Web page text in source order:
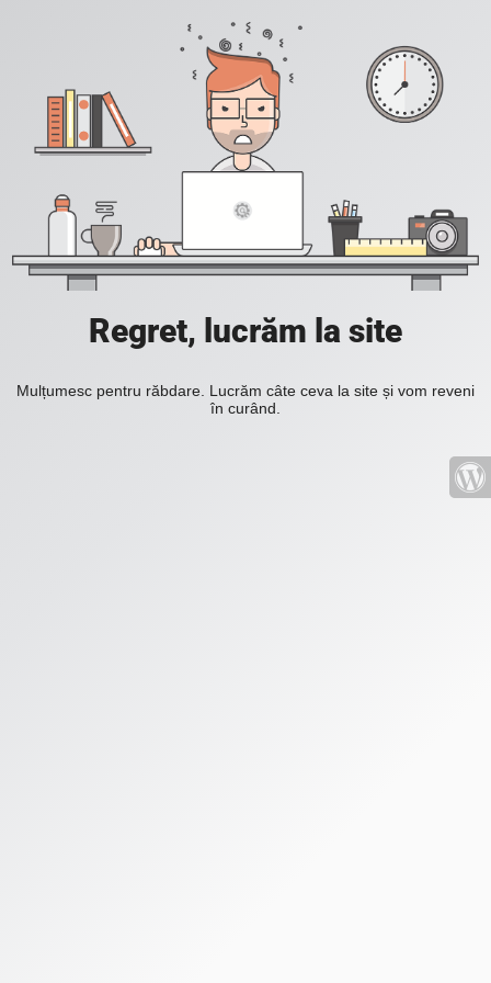
Regret, lucrăm la site
Mulțumesc pentru răbdare. Lucrăm câte ceva la site și vom reveni
în curând.